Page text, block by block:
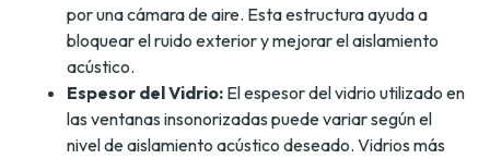
por una cámara de aire. Esta estructura ayuda a
bloquear el ruido exterior y mejorar el aislamiento
acústico.
Espesor del Vidrio: El espesor del vidrio utilizado en
las ventanas insonorizadas puede variar según el
nivel de aislamiento acústico deseado. Vidrios más